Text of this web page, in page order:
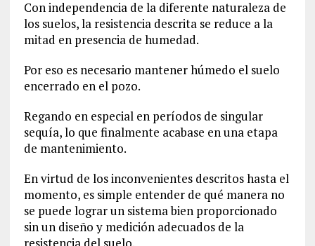
Con independencia de la diferente naturaleza de
los suelos, la resistencia descrita se reduce a la
mitad en presencia de humedad.
Por eso es necesario mantener húmedo el suelo
encerrado en el pozo.
Regando en especial en períodos de singular
sequía, lo que finalmente acabase en una etapa
de mantenimiento.
En virtud de los inconvenientes descritos hasta el
momento, es simple entender de qué manera no
se puede lograr un sistema bien proporcionado
sin un diseño y medición adecuados de la